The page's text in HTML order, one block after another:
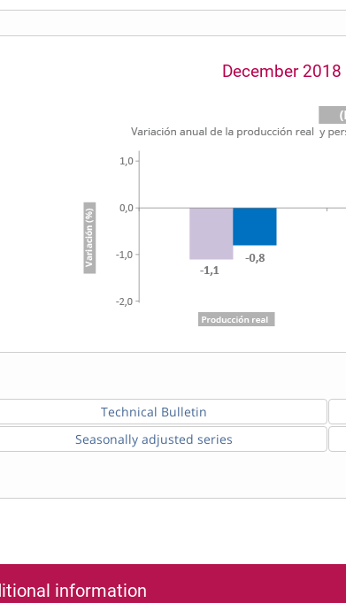
December
Technical Bulletin
Seasonally adjusted series
information